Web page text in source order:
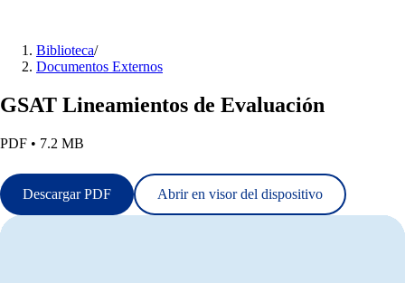
Biblioteca/
Documentos Externos
GSAT Lineamientos de Evaluación
PDF • 7.2 MB
Descargar PDF Abrir en visor del dispositivo